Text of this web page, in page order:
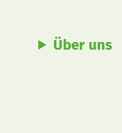
Über uns